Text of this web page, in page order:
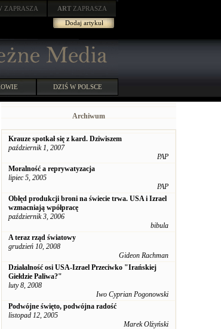
ZAPRASZA ART ZAPRASZA
Dodaj artykuł
DZIŚ W POLSCE
Archiwum
Krauze spotkał się z kard. Dziwiszem
październik 1, 2007
PAP
Moralność a reprywatyzacja
lipiec 5, 2005
PAP
Obłęd produkcji broni na świecie trwa. USA i Izrael
wzmacniają wpółpracę
październik 3, 2006
bibula
A teraz rząd światowy
grudzień 10, 2008
Gideon Rachman
Działalność osi USA-Izrael Przeciwko "Irańskiej
Giełdzie Paliwa?"
luty 8, 2008
Iwo Cyprian Pogonowski
Podwójne święto, podwójna radość
listopad 12, 2005
Marek Olżyński